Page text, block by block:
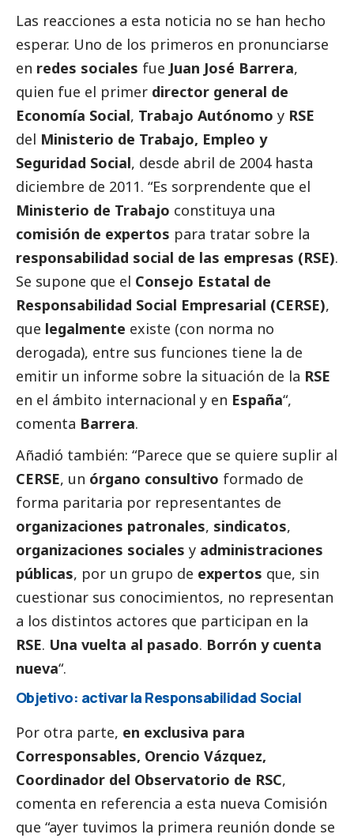
Las reacciones a esta noticia no se han hecho
esperar. Uno de los primeros en pronunciarse
en redes sociales fue Juan José Barrera,
quien fue el primer director general de
Economía Social, Trabajo Autónomo y RSE
del Ministerio de Trabajo, Empleo y
Seguridad Social, desde abril de 2004 hasta
diciembre de 2011. “Es sorprendente que el
Ministerio de Trabajo constituya una
comisión de expertos para tratar sobre la
responsabilidad social de las empresas (RSE).
Se supone que el Consejo Estatal de
Responsabilidad Social Empresarial (CERSE),
que legalmente existe (con norma no
derogada), entre sus funciones tiene la de
emitir un informe sobre la situación de la RSE
en el ámbito internacional y en España“,
comenta Barrera.
Añadió también: “Parece que se quiere suplir al
CERSE, un órgano consultivo formado de
forma paritaria por representantes de
organizaciones patronales, sindicatos,
organizaciones sociales y administraciones
públicas, por un grupo de expertos que, sin
cuestionar sus conocimientos, no representan
a los distintos actores que participan en la
RSE. Una vuelta al pasado. Borrón y cuenta
nueva“.
Objetivo: activar la Responsabilidad Social
Por otra parte, en exclusiva para
Corresponsables, Orencio Vázquez,
Coordinador del Observatorio de RSC,
comenta en referencia a esta nueva Comisión
que “ayer tuvimos la primera reunión donde se